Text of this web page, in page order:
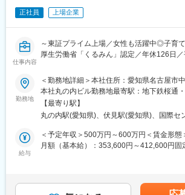
■キャリアパス：
当社は年功序列ではなく実力主義で、若い
できるチャンスがあります。年に2回実施さ
て、30代前半のうちに管理職に登用される
ャレンジも可能です。
■働き方：
・土日祝休み、残業月25h程度、年休123日
日休暇：128日）
・有給取得率80.5%と働きやすい環境が整っ
ています。 ※レオパレス本体離職率：7.5%
・全社的に残業を推奨しておらず働きやす
正社員 上場企業
仕事内容
～東証プライム上場／女性も活躍中◎子育
厚生労働省「くるみん」認定／年休126日
■業務内容：
内部監査室にて、以下の業務をお任せします
＜内部統制業務全般＞
◇全社的統制
◇決算財務報告プロセス統制
勤務地
＜勤務地詳細＞本社住所：愛知県名古屋市
本社丸の内ビル勤務地最寄駅：地下鉄桜通
動喫煙対策：屋内全面禁煙変更の範囲：会
【最寄り駅】
丸の内駅(愛知県)、伏見駅(愛知県)、国際セ
給与
＜予定年収＞500万円～600万円＜賃金形態
月額（基本給）：353,600円～412,600円固
であり、選考を通じて上下する可能性があ